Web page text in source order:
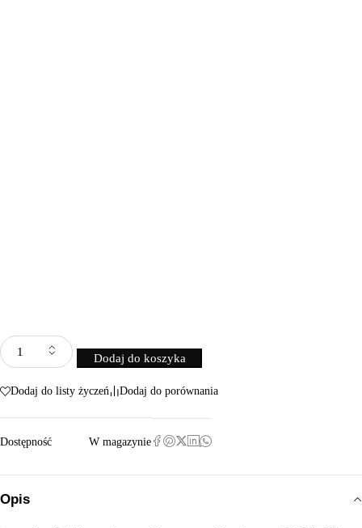
Dodaj do koszyka
Dodaj do listy życzeń Dodaj do porównania
Dostępność W magazynie
Opis